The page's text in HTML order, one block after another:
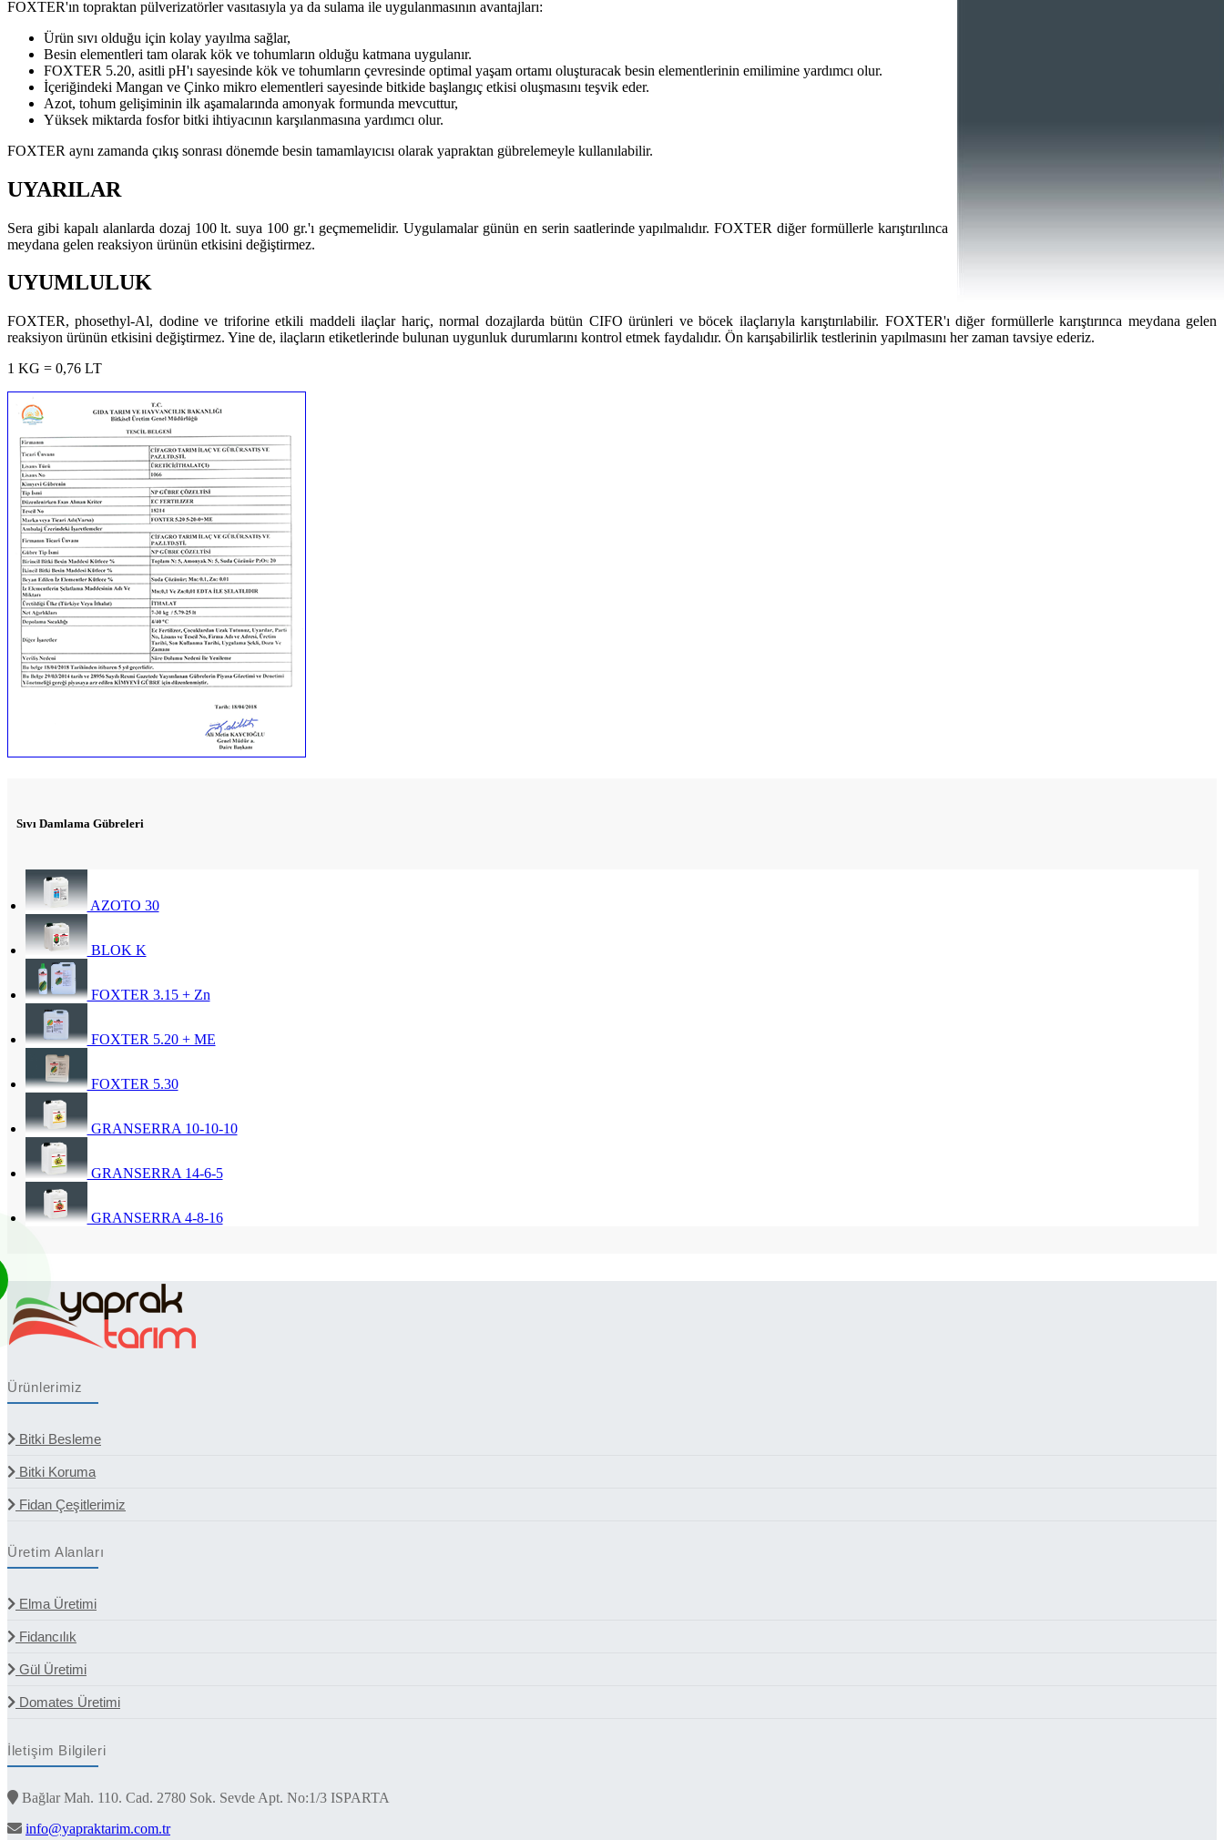
FOXTER'ın topraktan pülverizatörler vasıtasıyla ya da sulama ile uygulanmasının avantajları:
Ürün sıvı olduğu için kolay yayılma sağlar,
Besin elementleri tam olarak kök ve tohumların olduğu katmana uygulanır.
FOXTER 5.20, asitli pH'ı sayesinde kök ve tohumların çevresinde optimal yaşam ortamı oluşturacak besin elementlerinin emilimine yardımcı olur.
İçeriğindeki Mangan ve Çinko mikro elementleri sayesinde bitkide başlangıç etkisi oluşmasını teşvik eder.
Azot, tohum gelişiminin ilk aşamalarında amonyak formunda mevcuttur,
Yüksek miktarda fosfor bitki ihtiyacının karşılanmasına yardımcı olur.
FOXTER aynı zamanda çıkış sonrası dönemde besin tamamlayıcısı olarak yapraktan gübrelemeyle kullanılabilir.
UYARILAR
Sera gibi kapalı alanlarda dozaj 100 lt. suya 100 gr.'ı geçmemelidir. Uygulamalar günün en serin saatlerinde yapılmalıdır. FOXTER diğer formüllerle karıştırılınca
meydana gelen reaksiyon ürünün etkisini değiştirmez.
UYUMLULUK
FOXTER, phosethyl-Al, dodine ve triforine etkili maddeli ilaçlar hariç, normal dozajlarda bütün CIFO ürünleri ve böcek ilaçlarıyla karıştırılabilir. FOXTER'ı diğer formüllerle karıştırınca meydana gelen
reaksiyon ürünün etkisini değiştirmez. Yine de, ilaçların etiketlerinde bulunan uygunluk durumlarını kontrol etmek faydalıdır. Ön karışabilirlik testlerinin yapılmasını her zaman tavsiye ederiz.
1 KG = 0,76 LT
Sıvı Damlama Gübreleri
AZOTO 30
BLOK K
FOXTER 3.15 + Zn
FOXTER 5.20 + ME
FOXTER 5.30
GRANSERRA 10-10-10
GRANSERRA 14-6-5
GRANSERRA 4-8-16
Ürünlerimiz
Bitki Besleme
Bitki Koruma
Fidan Çeşitlerimiz
Üretim Alanları
Elma Üretimi
Fidancılık
Gül Üretimi
Domates Üretimi
İletişim Bilgileri
Bağlar Mah. 110. Cad. 2780 Sok. Sevde Apt. No:1/3 ISPARTA
info@yapraktarim.com.tr